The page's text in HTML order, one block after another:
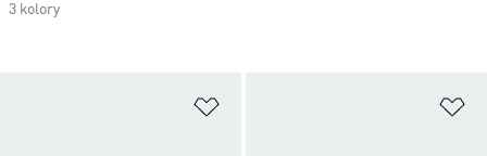
3 kolory